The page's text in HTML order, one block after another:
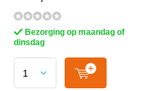
Bezorging op maandag of
dinsdag